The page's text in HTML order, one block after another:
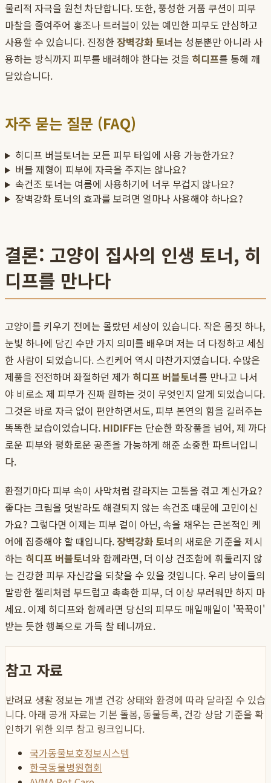
물리적 자극을 원천 차단합니다. 또한, 풍성한 거품 쿠션이 피부
마찰을 줄여주어 홍조나 트러블이 있는 예민한 피부도 안심하고
사용할 수 있습니다. 진정한장벽강화 토너는 성분뿐만 아니라 사
용하는 방식까지 피부를 배려해야 한다는 것을 히디프를 통해 깨
달았습니다.
자주 묻는 질문 (FAQ)
히디프 버블토너는 모든 피부 타입에 사용 가능한가요?
버블 제형이 피부에 자극을 주지는 않나요?
속건조 토너는 여름에 사용하기에 너무 무겁지 않나요?
장벽강화 토너의 효과를 보려면 얼마나 사용해야 하나요?
결론: 고양이 집사의 인생 토너, 히
디프를 만나다
고양이를 키우기 전에는 몰랐던 세상이 있습니다. 작은 몸짓 하나,
눈빛 하나에 담긴 수만 가지 의미를 배우며 저는 더 다정하고 세심
한 사람이 되었습니다. 스킨케어 역시 마찬가지였습니다. 수많은
제품을 전전하며 좌절하던 제가 히디프 버블토너를 만나고 나서
야 비로소 제 피부가 진짜 원하는 것이 무엇인지 알게 되었습니다.
그것은 바로 자극 없이 편안하면서도, 피부 본연의 힘을 길러주는
똑똑한 보습이었습니다. HIDIFF는 단순한 화장품을 넘어, 제 까다
로운 피부와 평화로운 공존을 가능하게 해준 소중한 파트너입니
다.
환절기마다 피부 속이 사막처럼 갈라지는 고통을 겪고 계신가요?
좋다는 크림을 덧발라도 해결되지 않는 속건조 때문에 고민이신
가요? 그렇다면 이제는 피부 겉이 아닌, 속을 채우는 근본적인 케
어에 집중해야 할 때입니다.장벽강화 토너의 새로운 기준을 제시
하는 히디프 버블토너와 함께라면, 더 이상 건조함에 휘둘리지 않
는 건강한 피부 자신감을 되찾을 수 있을 것입니다. 우리 냥이들의
말랑한 젤리처럼 부드럽고 촉촉한 피부, 더 이상 부러워만 하지 마
세요. 이제 히디프와 함께라면 당신의 피부도 매일매일이 '꾹꾹이'
받는 듯한 행복으로 가득 찰 테니까요.
참고 자료
반려묘 생활 정보는 개별 건강 상태와 환경에 따라 달라질 수 있습
니다. 아래 공개 자료는 기본 돌봄, 동물등록, 건강 상담 기준을 확
인하기 위한 외부 참고 링크입니다.
국가동물보호정보시스템
한국동물병원협회